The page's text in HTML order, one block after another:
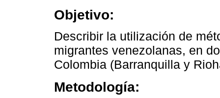
Objetivo:
Describir la utilización de
migrantes venezolanas, en
Colombia (Barranquilla y
Metodología: